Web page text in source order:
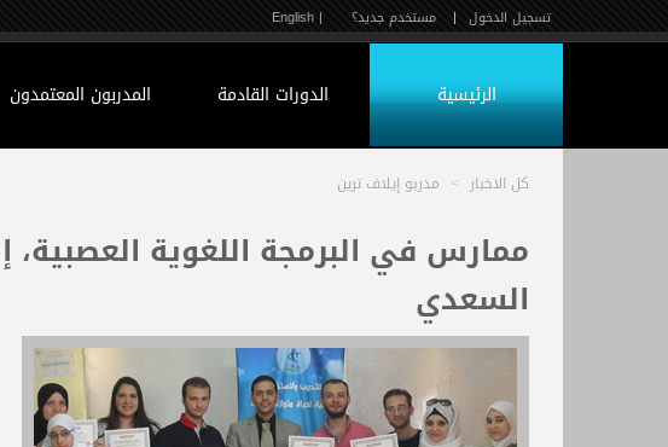
تسجيل الدخول | مستخدم جديد؟ | English
الرئيسية الدورات القادمة المدربون المعتمدون
كل الاخبار > مدربو إيلاف ترين
ممارس في البرمجة اللغوية
السعدي